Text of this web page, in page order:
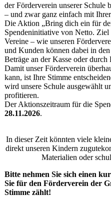
der Förderverein unserer Schule
– und zwar ganz einfach mit
Die Aktion „Bring dich ein für
Spendeninitiative von Netto. Ziel
Vereine – wie unseren
und Kunden können dabei in
Beträge an der Kasse oder durch
Damit unser Förderverein
kann, ist Ihre Stimme
wird unsere Schule ausgewählt
profitieren.
Der Aktionszeitraum für die
28.11.2026.
In dieser Zeit könnten viele
direkt unseren Kindern
Materialien oder
Bitte nehmen Sie sich einen
Sie für den Förderverein der
Stimme zählt!